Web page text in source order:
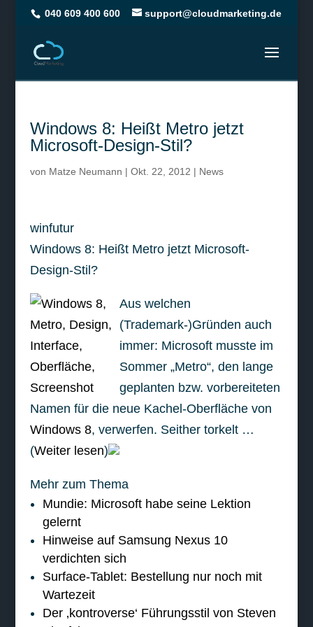
040 609 400 600 support@cloudmarketing.de
Windows 8: Heißt Metro jetzt
Microsoft-Design-Stil?
von Matze Neumann | Okt. 22, 2012 | News
winfutur
Windows 8: Heißt Metro jetzt Microsoft-
Design-Stil?
Aus welchen
(Trademark-)Gründen auch
immer: Microsoft musste im
Sommer „Metro“, den lange
geplanten bzw. vorbereiteten
Namen für die neue Kachel-Oberfläche von
Windows 8, verwerfen. Seither torkelt …
(Weiter lesen)
Mehr zum Thema
Mundie: Microsoft habe seine Lektion
gelernt
Hinweise auf Samsung Nexus 10
verdichten sich
Surface-Tablet: Bestellung nur noch mit
Wartezeit
Der ‚kontroverse‘ Führungsstil von Steven